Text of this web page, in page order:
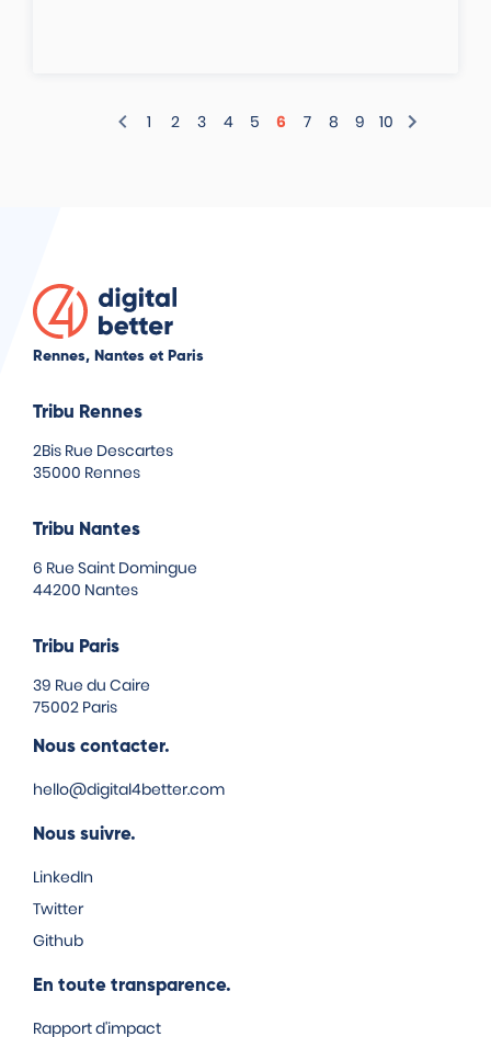
1 2 3 4 5 6 7 8 9 10
Rennes, Nantes et Paris
Tribu Rennes
2Bis Rue Descartes
35000 Rennes
Tribu Nantes
6 Rue Saint Domingue
44200 Nantes
Tribu Paris
39 Rue du Caire
75002 Paris
Nous contacter.
hello@digital4better.com
Nous suivre.
LinkedIn
Twitter
Github
En toute transparence.
Rapport d'impact